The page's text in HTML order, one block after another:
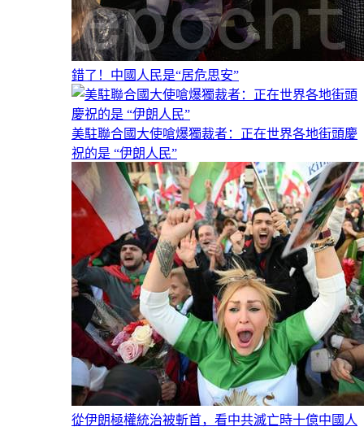
錯了！中國人民是“居危思安”
美駐聯合國大使嗆爆獨裁者：正在世界各地街頭慶
祝的是 “伊朗人民”
從伊朗極權統治被斬首，看中共滅亡時十億中國人